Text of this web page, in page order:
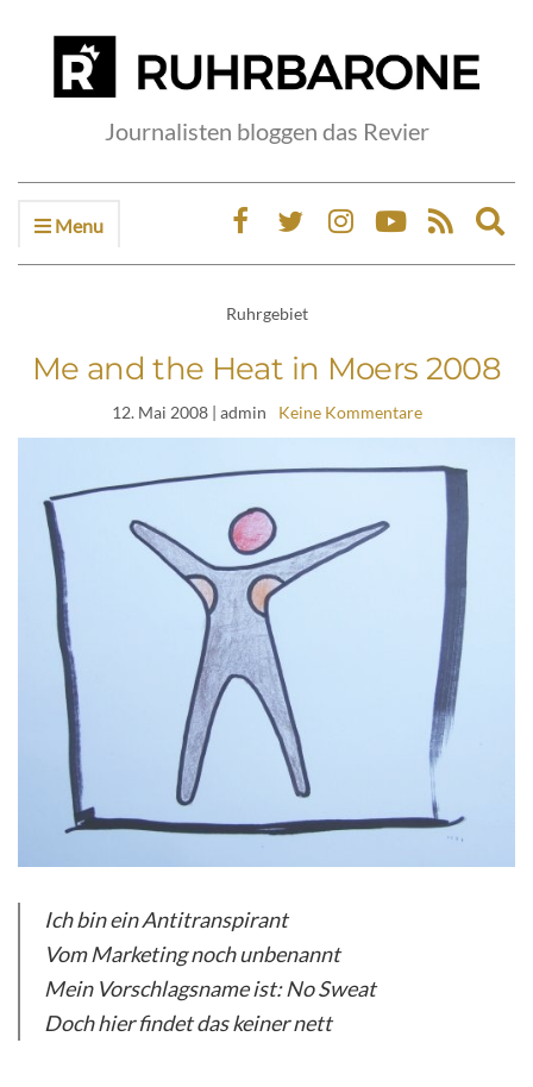
Journalisten bloggen das Revier
Menu
Ruhrgebiet
Me and the Heat in Moers 2008
12. Mai 2008| admin Keine Kommentare
Ich bin ein Antitranspirant
Vom Marketing noch unbenannt
Mein Vorschlagsname ist: No Sweat
Doch hier findet das keiner nett